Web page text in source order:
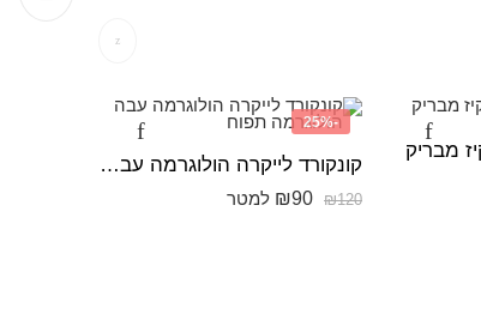
מבריק
-25%
קונקורד לייקרה הולוגרמה עבה הולוגרמה תפוח
₪120
₪90 למטר